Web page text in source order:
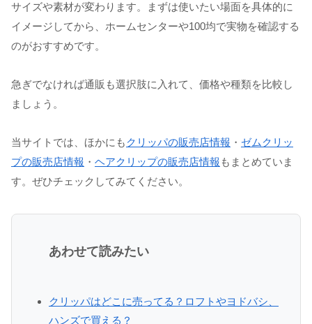
サイズや素材が変わります。まずは使いたい場面を具体的に
イメージしてから、ホームセンターや100均で実物を確認する
のがおすすめです。
急ぎでなければ通販も選択肢に入れて、価格や種類を比較し
ましょう。
当サイトでは、ほかにも クリッパの販売店情報 ・ ゼムクリッ
プの販売店情報 ・ ヘアクリップの販売店情報 もまとめていま
す。ぜひチェックしてみてください。
あわせて読みたい
クリッパはどこに売ってる？ロフトやヨドバシ、
ハンズで買える？